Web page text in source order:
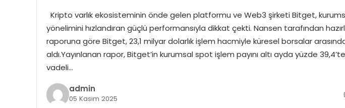
Kripto varlık ekosisteminin önde gelen platformu ve Web3 şirketi Bitget,
yönelimini hızlandıran güçlü performansıyla dikkat çekti. Nansen tarafından
raporuna göre Bitget, 23,1 milyar dolarlık işlem hacmiyle küresel borsalar
aldı.Yayınlanan rapor, Bitget’in kurumsal spot işlem payını altı ayda yüzde
vadeli…
admin
05 Kasım 2025